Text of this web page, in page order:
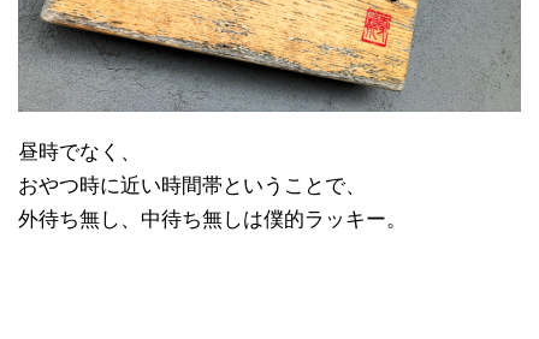
昼時でなく、
おやつ時に近い時間帯ということで、
外待ち無し、中待ち無しは僕的ラッキー。